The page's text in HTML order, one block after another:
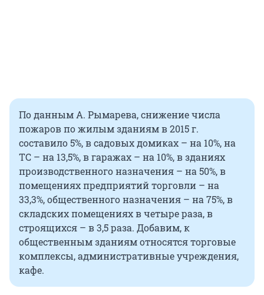
По данным А. Рымарева, снижение числа
пожаров по жилым зданиям в 2015 г.
составило 5%, в садовых домиках – на 10%, на
ТС – на 13,5%, в гаражах – на 10%, в зданиях
производственного назначения – на 50%, в
помещениях предприятий торговли – на
33,3%, общественного назначения – на 75%, в
складских помещениях в четыре раза, в
строящихся – в 3,5 раза. Добавим, к
общественным зданиям относятся торговые
комплексы, административные учреждения,
кафе.